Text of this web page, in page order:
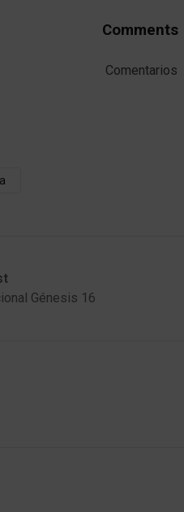
Comments
Comentarios
Génesis 16